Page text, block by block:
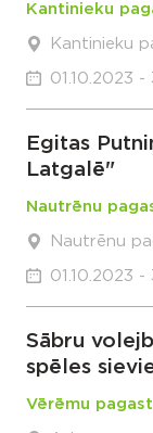
Kantinieku
Kantinieku
01.10.2023 -
Egitas
Latgalē"
Nautrēnu
Nautrēnu
01.10.2023 -
Sābru
spēles
Vērēmu